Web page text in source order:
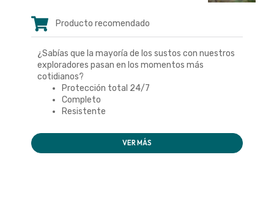
Producto recomendado
¿Sabías que la mayoría de los sustos con nuestros
exploradores pasan en los momentos más
cotidianos?
Protección total 24/7
Completo
Resistente
VER MÁS